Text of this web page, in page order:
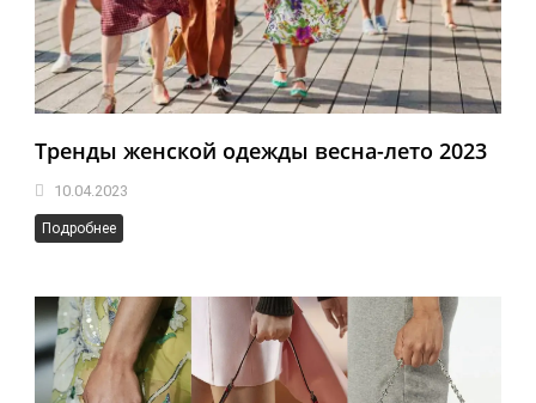
Тренды женской одежды весна-лето 2023
10.04.2023
Подробнее